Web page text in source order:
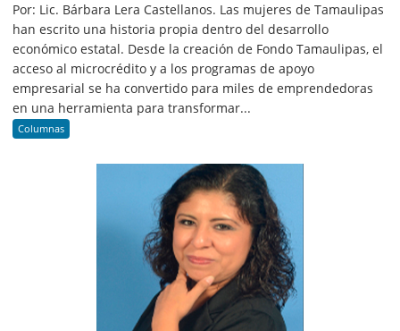
Por: Lic. Bárbara Lera Castellanos. Las mujeres de Tamaulipas
han escrito una historia propia dentro del desarrollo
económico estatal. Desde la creación de Fondo Tamaulipas, el
acceso al microcrédito y a los programas de apoyo
empresarial se ha convertido para miles de emprendedoras
en una herramienta para transformar...
Columnas